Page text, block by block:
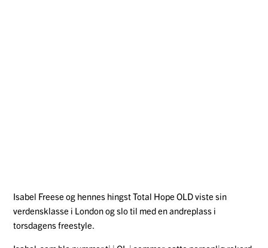
Isabel Freese og hennes hingst Total Hope OLD viste sin
verdensklasse i London og slo til med en andreplass i
torsdagens freestyle.